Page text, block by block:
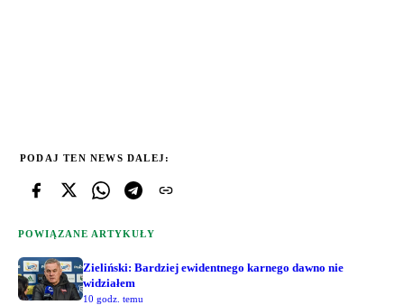
PODAJ TEN NEWS DALEJ:
POWIĄZANE ARTYKUŁY
Zieliński: Bardziej ewidentnego karnego dawno nie
widziałem
10 godz. temu